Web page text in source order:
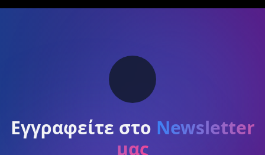
Εγγραφείτε στο Newsletter
μας